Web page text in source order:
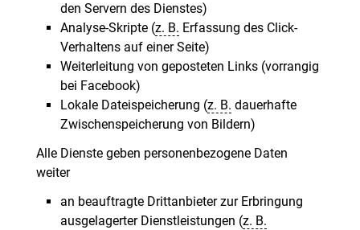
den Servern des Dienstes)
Analyse-Skripte (z. B. Erfassung des Click-
Verhaltens auf einer Seite)
Weiterleitung von geposteten Links (vorrangig
bei Facebook)
Lokale Dateispeicherung (z. B. dauerhafte
Zwischenspeicherung von Bildern)
Alle Dienste geben personenbezogene Daten
weiter
an beauftragte Drittanbieter zur Erbringung
ausgelagerter Dienstleistungen (z. B.